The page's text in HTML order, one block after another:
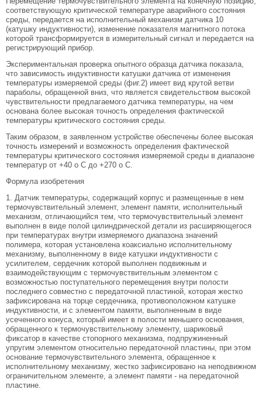
соответствующую критической температуре аварийного состояния
среды, передается на исполнительный механизм датчика 10
(катушку индуктивности), изменение показателя магнитного потока
которой трансформируется в измерительный сигнал и передается на
регистрирующий прибор.
Экспериментальная проверка опытного образца датчика показала,
что зависимость индуктивности катушки датчика от изменения
температуры измеряемой среды (фиг.2) имеет вид крутой ветви
параболы, обращенной вниз, что является свидетельством высокой
чувствительности предлагаемого датчика температуры, на чем
основана более высокая точность определения фактической
температуры критического состояния среды.
Таким образом, в заявленном устройстве обеспечены более высокая
точность измерений и возможность определения фактической
температуры критического состояния измеряемой среды в диапазоне
температур от +40 o C до +270 o C.
Формула изобретения
1. Датчик температуры, содержащий корпус и размещенные в нем
термочувствительный элемент, элемент памяти, исполнительный
механизм, отличающийся тем, что термочувствительный элемент
выполнен в виде полой цилиндрической детали из расширяющегося
при температурах внутри измеряемого диапазона значений
полимера, которая установлена коаксиально исполнительному
механизму, выполненному в виде катушки индуктивности с
усилителем, сердечник которой выполнен подвижным и
взаимодействующим с термочувствительным элементом с
возможностью поступательного перемещения внутри полости
последнего совместно с передаточной пластиной, которая жестко
зафиксирована на торце сердечника, противоположном катушке
индуктивности, и с элементом памяти, выполненным в виде
усеченного конуса, который имеет в полости меньшего основания,
обращенного к термочувствительному элементу, шариковый
фиксатор в качестве стопорного механизма, подпружиненный
упругим элементом относительно передаточной пластины, при этом
основание термочувствительного элемента, обращенное к
исполнительному механизму, жестко зафиксировано на неподвижном
ограничительном элементе, а элемент памяти - на передаточной
пластине.